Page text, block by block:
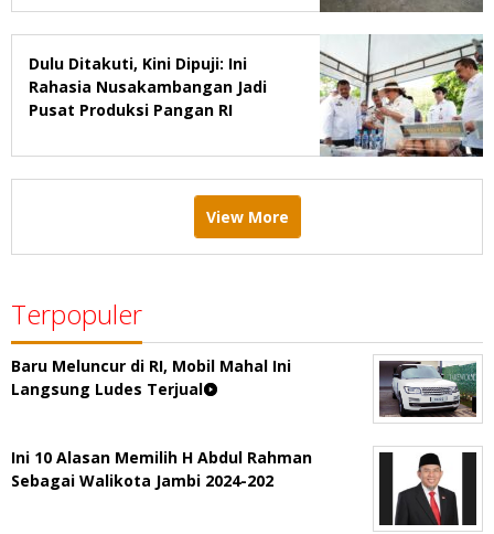
Dulu Ditakuti, Kini Dipuji: Ini
Rahasia Nusakambangan Jadi
Pusat Produksi Pangan RI
View More
Terpopuler
Baru Meluncur di RI, Mobil Mahal Ini
Langsung Ludes Terjual
Ini 10 Alasan Memilih H Abdul Rahman
Sebagai Walikota Jambi 2024-202